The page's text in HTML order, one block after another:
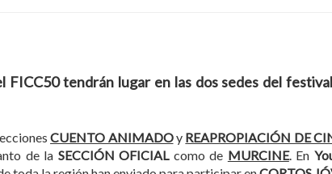
FICC50 tendrán lugar en las dos sedes del
CUENTO ANIMADOy REAPROPIACIÓN DE
de la SECCIÓN OFICIAL como de MURCINE. En